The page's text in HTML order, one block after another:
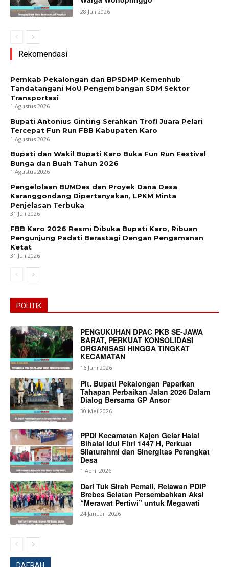
News Week
28 Juli 2026
Rekomendasi
Pemkab Pekalongan dan BPSDMP Kemenhub
Tandatangani MoU Pengembangan SDM Sektor
Transportasi
1 Agustus 2026
Bupati Antonius Ginting Serahkan Trofi Juara Pelari
Tercepat Fun Run FBB Kabupaten Karo
1 Agustus 2026
Bupati dan Wakil Bupati Karo Buka Fun Run Festival
Bunga dan Buah Tahun 2026
1 Agustus 2026
Pengelolaan BUMDes dan Proyek Dana Desa
Karanggondang Dipertanyakan, LPKM Minta
Penjelasan Terbuka
31 Juli 2026
FBB Karo 2026 Resmi Dibuka Bupati Karo, Ribuan
Pengunjung Padati Berastagi Dengan Pengamanan
Ketat
31 Juli 2026
POLITIK
PENGUKUHAN DPAC PKB SE-JAWA
BARAT, PERKUAT KONSOLIDASI
ORGANISASI HINGGA TINGKAT
KECAMATAN
16 Juni 2026
Plt. Bupati Pekalongan Paparkan
Tahapan Perbaikan Jalan 2026 Dalam
Dialog Bersama GP Ansor
30 Mei 2026
PPDI Kecamatan Kajen Gelar Halal
Bihalal Idul Fitri 1447 H, Perkuat
Silaturahmi dan Sinergitas Perangkat
Desa
1 April 2026
Dari Tuk Sirah Pemali, Relawan PDIP
Brebes Selatan Persembahkan Aksi
“Merawat Pertiwi” untuk Megawati
24 Januari 2026